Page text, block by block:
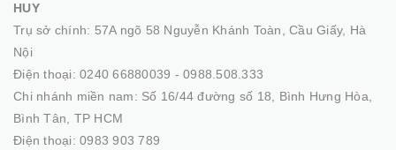
HUY
Trụ sở chính: 57A ngõ 58 Nguyễn Khánh Toàn, Cầu Giấy, Hà
Nội
Điện thoại: 0240 66880039 - 0988.508.333
Chi nhánh miền nam: Số 16/44 đường số 18, Bình Hưng Hòa,
Bình Tân, TP HCM
Điện thoại: 0983 903 789